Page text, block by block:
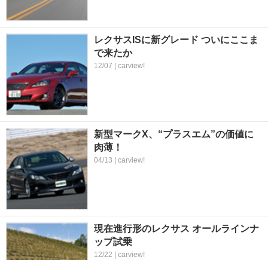
レクサスISに新グレード ついにここま
で来たか
12/07 | carview!
新型マークX、“プラスエム”の価値に
肉薄！
04/13 | carview!
現在進行形のレクサス オールラインナ
ップ試乗
12/22 | carview!